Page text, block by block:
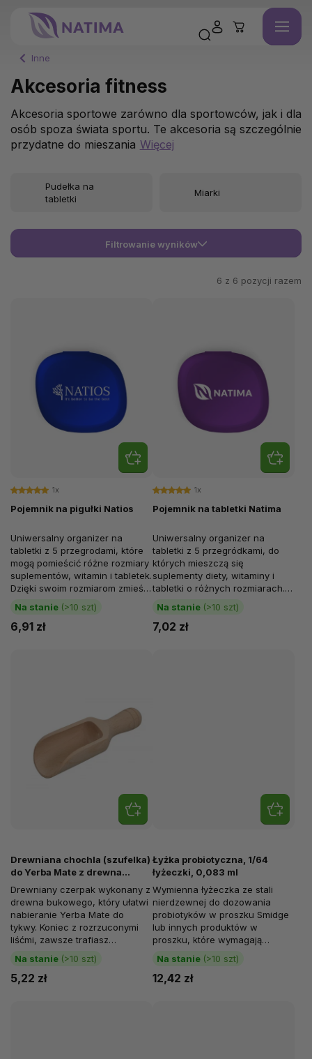
Inne
Akcesoria fitness
Akcesoria sportowe zarówno dla sportowców, jak i dla
osób spoza świata sportu. Te akcesoria są szczególnie
przydatne do mieszania Więcej
Pudełka na
tabletki
Miarki
Filtrowanie wyników
6 z 6 pozycji razem
Pojemnik na pigułki Natios
1x
Na stanie (>10 szt)
6,91 zł
Uniwersalny organizer na
tabletki z 5 przegrodami, które
mogą pomieścić różne rozmiary
suplementów, witamin i tabletek.
Dzięki swoim rozmiarom zmieści
Pojemnik na tabletki Natima
1x
Na stanie (>10 szt)
7,02 zł
Uniwersalny organizer na
tabletki z 5 przegródkami, do
których mieszczą się
suplementy diety, witaminy i
tabletki o różnych rozmiarach.
Dzięki swoim wymiarom nadaje
się do...
Drewniana chochla (szufelka)
do Yerba Mate z drewna
bukowego 10 cm
Na stanie (>10 szt)
5,22 zł
Drewniany czerpak wykonany z
drewna bukowego, który ułatwi
nabieranie Yerba Mate do
tykwy. Koniec z rozrzuconymi
liśćmi, zawsze trafiasz
zawartością do wnętrza tykwy.
Chochla...
Łyżka probiotyczna, 1/64
łyżeczki, 0,083 ml
Na stanie (>10 szt)
12,42 zł
Wymienna łyżeczka ze stali
nierdzewnej do dozowania
probiotyków w proszku Smidge
lub innych produktów w
proszku, które wymagają
precyzyjnego i stosunkowo
niskiego dozowania....